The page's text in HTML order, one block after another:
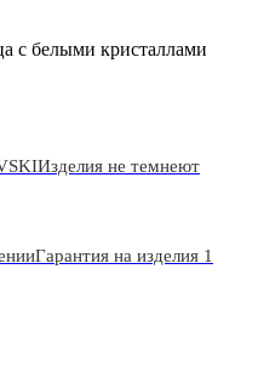
с белыми кристаллами
Изделия не темнеют
Гарантия на изделия 1